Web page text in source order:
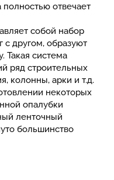
отвечает
собой набор
с другом, образуют
Такая система
ряд строительных
колонны, арки и т.д.
некоторых
опалубки
ленточный
большинство